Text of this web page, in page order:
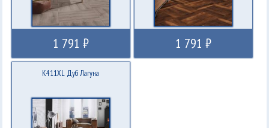
1 791 ₽ 1 791 ₽
K411XL Дуб Лагуна